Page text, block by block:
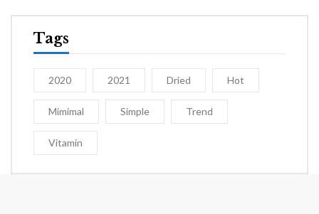
Tags
2020 2021 Dried Hot
Mimimal Simple Trend
Vitamin